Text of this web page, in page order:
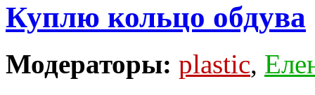
Куплю кольцо обдува
Модераторы: plastic,